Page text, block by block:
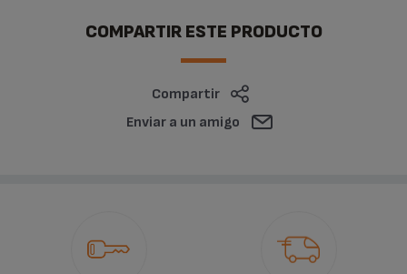
COMPARTIR ESTE PRODUCTO
Compartir
Enviar a un amigo